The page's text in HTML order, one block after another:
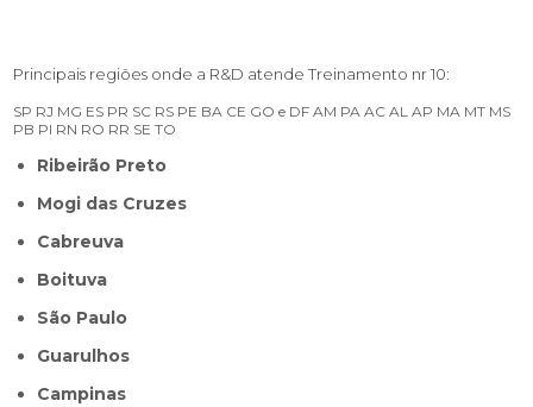
Principais regiões onde a R&D atende Treinamento nr 10:
SP RJ MG ES PR SC RS PE BA CE GO e DF AM PA AC AL AP MA MT MS
PB PI RN RO RR SE TO
Ribeirão Preto
Mogi das Cruzes
Cabreuva
Boituva
São Paulo
Guarulhos
Campinas